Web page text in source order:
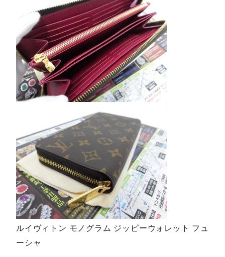
ルイヴィトン モノグラム ジッピーウォレット フュ
ーシャ